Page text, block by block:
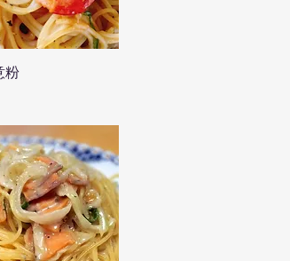
速瀏覽
粉